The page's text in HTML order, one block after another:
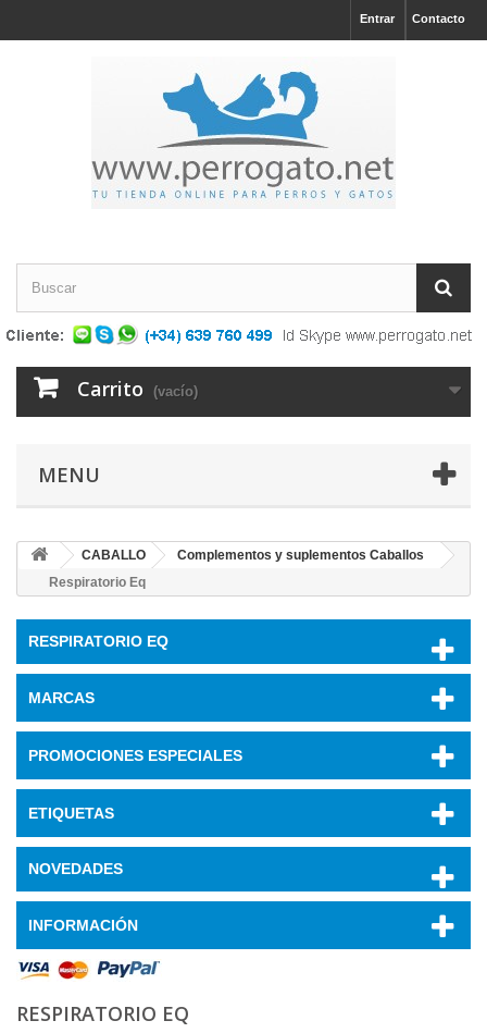
Contacto
Entrar
Carrito (vacío)
MENU
CABALLO
Complementos y suplementos Caballos
Respiratorio Eq
RESPIRATORIO EQ
MARCAS
PROMOCIONES ESPECIALES
ETIQUETAS
NOVEDADES
INFORMACIÓN
RESPIRATORIO EQ